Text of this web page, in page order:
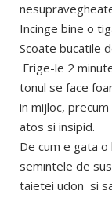
Incinge bine o
Scoate bucatile
Frige-le 2
tonul se face
in mijloc,
atos si insipid.
De cum e gata
semintele de
taietei udon si